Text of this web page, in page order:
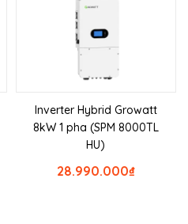
Inverter Hybrid Growatt
8kW 1 pha (SPM 8000TL
HU)
₫
28.990.000